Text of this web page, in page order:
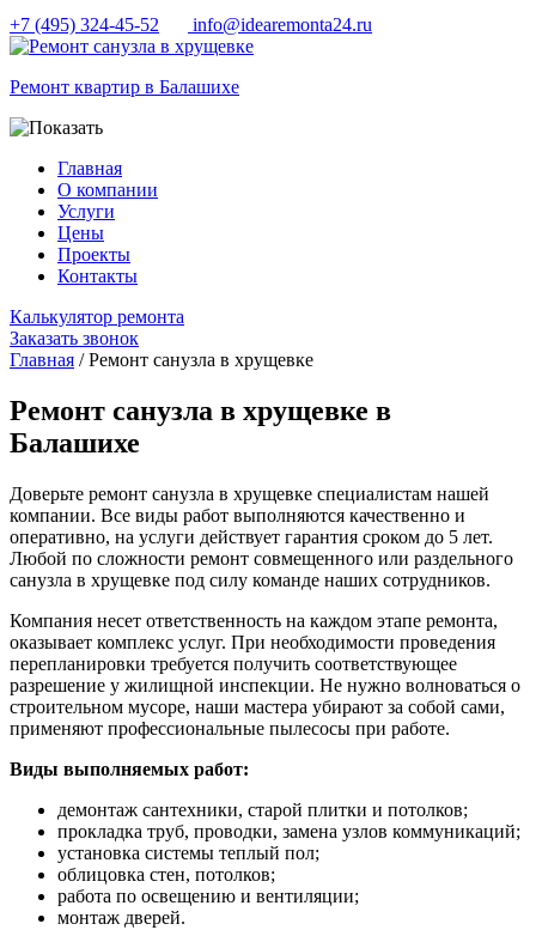
+7 (495) 324-45-52 info@idearemonta24.ru
Ремонт квартир в Балашихе
Главная
О компании
Услуги
Цены
Проекты
Контакты
Калькулятор ремонта
Заказать звонок
Главная / Ремонт санузла в хрущевке
Ремонт санузла в хрущевке в
Балашихе
Доверьте ремонт санузла в хрущевке специалистам нашей
компании. Все виды работ выполняются качественно и
оперативно, на услуги действует гарантия сроком до 5 лет.
Любой по сложности ремонт совмещенного или раздельного
санузла в хрущевке под силу команде наших сотрудников.
Компания несет ответственность на каждом этапе ремонта,
оказывает комплекс услуг. При необходимости проведения
перепланировки требуется получить соответствующее
разрешение у жилищной инспекции. Не нужно волноваться о
строительном мусоре, наши мастера убирают за собой сами,
применяют профессиональные пылесосы при работе.
Виды выполняемых работ:
демонтаж сантехники, старой плитки и потолков;
прокладка труб, проводки, замена узлов коммуникаций;
установка системы теплый пол;
облицовка стен, потолков;
работа по освещению и вентиляции;
монтаж дверей.